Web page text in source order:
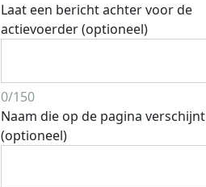
Laat een bericht achter voor de
actievoerder (optioneel)
0/150
Naam die op de pagina verschijnt
(optioneel)